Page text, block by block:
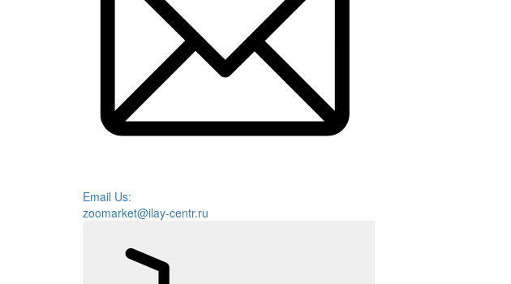
Email Us:
zoomarket@ilay-centr.ru